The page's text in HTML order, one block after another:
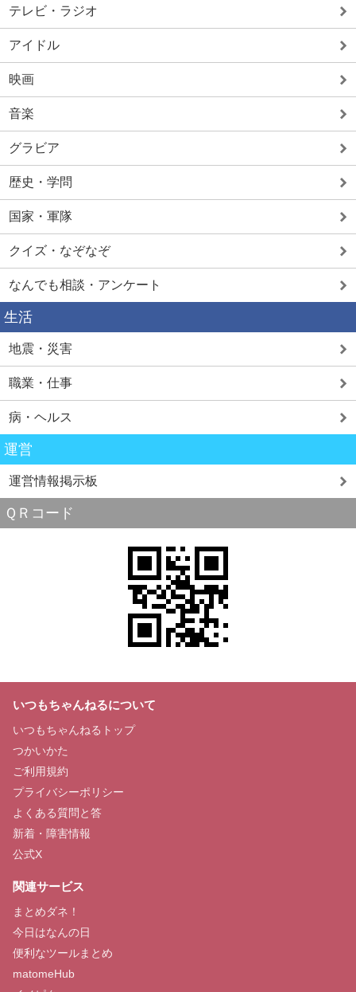
テレビ・ラジオ
アイドル
映画
音楽
グラビア
歴史・学問
国家・軍隊
クイズ・なぞなぞ
なんでも相談・アンケート
生活
地震・災害
職業・仕事
病・ヘルス
運営
運営情報掲示板
ＱＲコード
いつもちゃんねるについて
いつもちゃんねるトップ
つかいかた
ご利用規約
プライバシーポリシー
よくある質問と答
新着・障害情報
公式X
関連サービス
まとめダネ！
今日はなんの日
便利なツールまとめ
matomeHub